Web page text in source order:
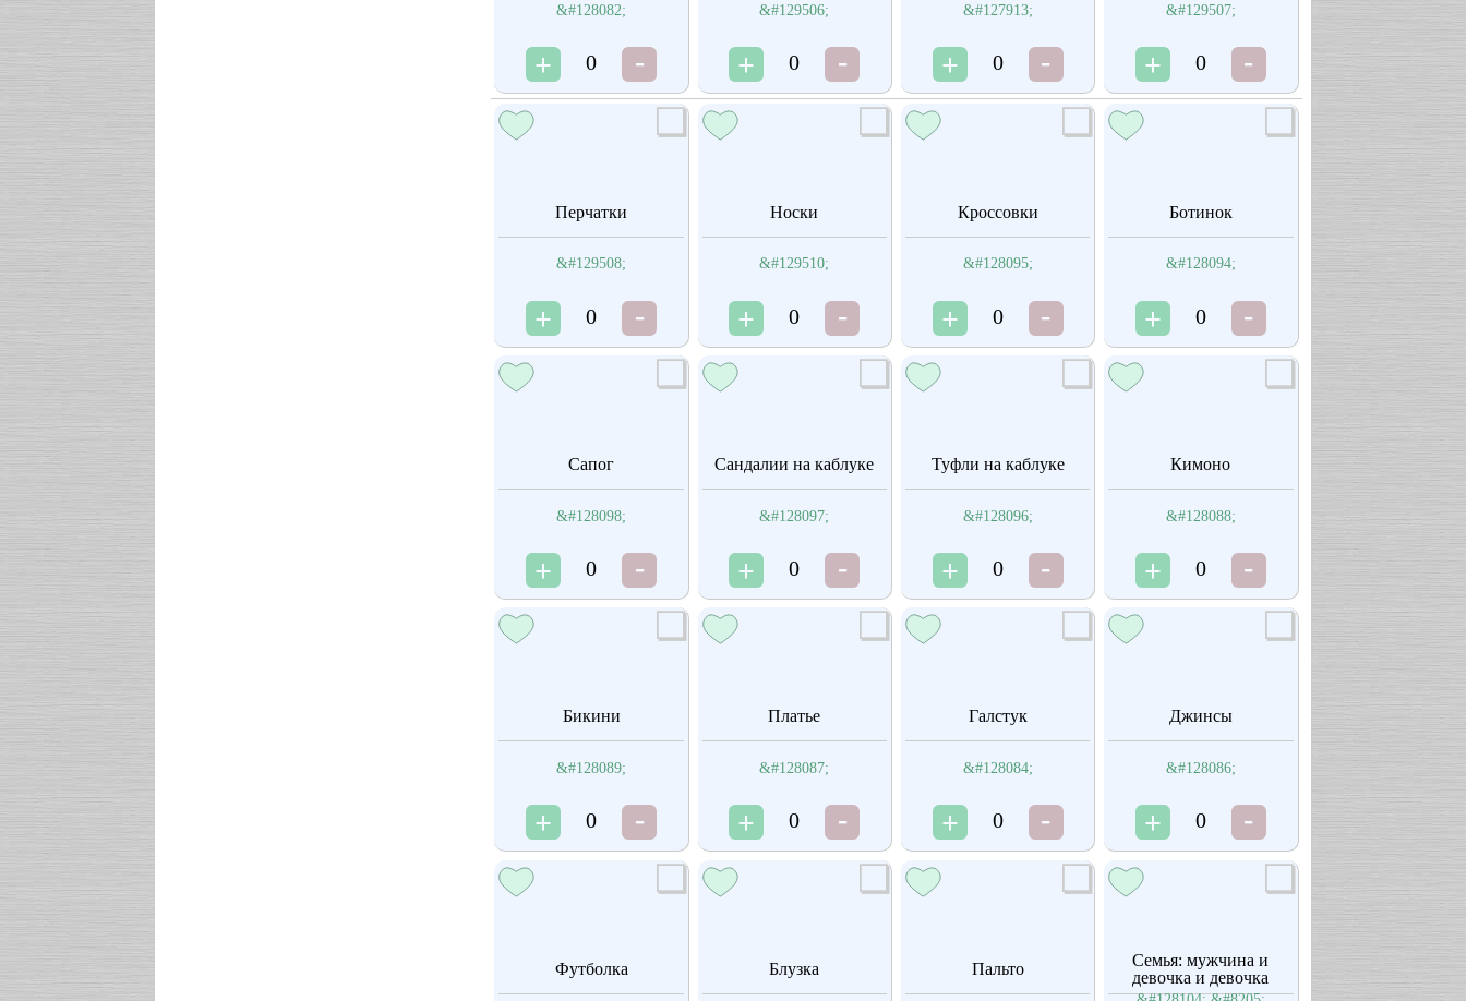
&#128082;
0
&#129506;
0
&#127913;
0
&#129507;
0
Перчатки
&#129508;
0
Носки
&#129510;
0
Кроссовки
&#128095;
0
Ботинок
&#128094;
0
Сапог
&#128098;
0
Сандалии на каблуке
&#128097;
0
Туфли на каблуке
&#128096;
0
Кимоно
&#128088;
0
Бикини
&#128089;
0
Платье
&#128087;
0
Галстук
&#128084;
0
Джинсы
&#128086;
0
Футболка Блузка Пальто
Семья: мужчина и
девочка и девочка